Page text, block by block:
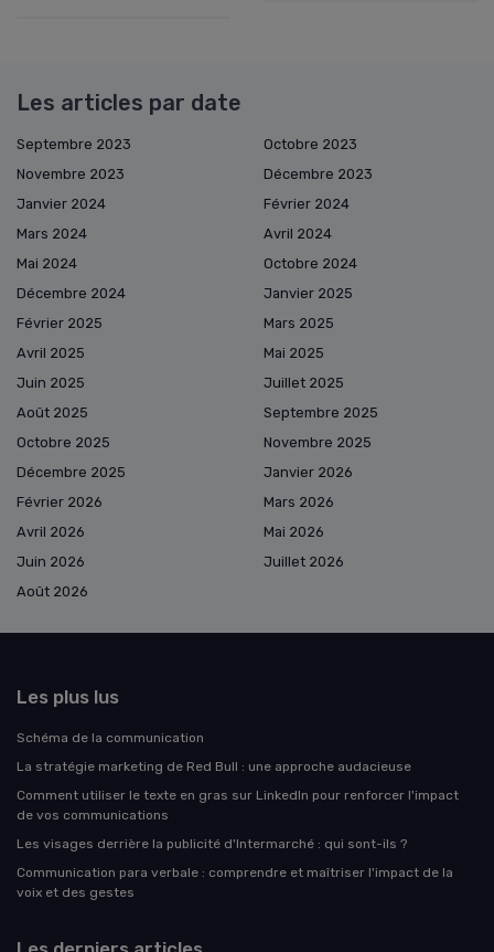
Les articles par date
Septembre 2023
Octobre 2023
Novembre 2023
Décembre 2023
Janvier 2024
Février 2024
Mars 2024
Avril 2024
Mai 2024
Octobre 2024
Décembre 2024
Janvier 2025
Février 2025
Mars 2025
Avril 2025
Mai 2025
Juin 2025
Juillet 2025
Août 2025
Septembre 2025
Octobre 2025
Novembre 2025
Décembre 2025
Janvier 2026
Février 2026
Mars 2026
Avril 2026
Mai 2026
Juin 2026
Juillet 2026
Août 2026
Les plus lus
Schéma de la communication
La stratégie marketing de Red Bull : une approche audacieuse
Comment utiliser le texte en gras sur LinkedIn pour renforcer l'impact
de vos communications
Les visages derrière la publicité d'Intermarché : qui sont-ils ?
Communication para verbale : comprendre et maîtriser l'impact de la
voix et des gestes